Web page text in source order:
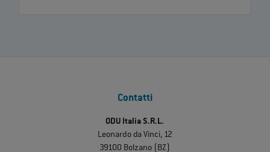
Contatti
ODU Italia S.R.L.
Leonardo da Vinci, 12
39100 Bolzano (BZ)